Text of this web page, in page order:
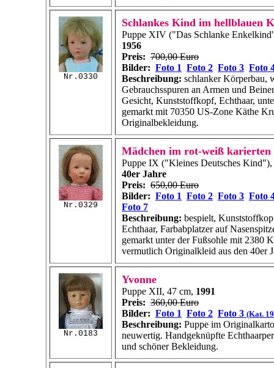
Nr.0330
Schlankes Kind im hellblauen
Puppe XIV ("Das Schlanke
1956
Preis: 700,00 Euro
Bilder: Foto 1 Foto 2 Foto 3 Foto
Beschreibung: schlanker Körperbau,
Gebrauchsspuren an Armen und
Gesicht, Kunststoffkopf, Echthaar,
gemarkt mit 70350 US-Zone Käthe
Originalbekleidung.
Nr.0329
Mädchen im rot-weiß karierten
Puppe IX ("Kleines Deutsches
40er Jahre
Preis: 650,00 Euro
Bilder: Foto 1 Foto 2 Foto 3 Foto
Foto 7
Beschreibung: bespielt,
Echthaar, Farbabplatzer auf
gemarkt unter der Fußsohle mit 2380
vermutlich Originalkleid aus den 40er
Nr.0183
Yvonne
Puppe XII, 47 cm, 1991
Preis: 360,00 Euro
Bilder: Foto 1 Foto 2 Foto 3 (Kat.
Beschreibung: Puppe im
neuwertig. Handgeknüpfte
und schöner Bekleidung.